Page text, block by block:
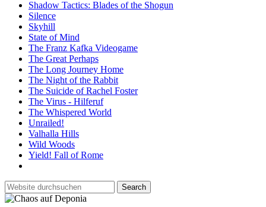
Shadow Tactics: Blades of the Shogun
Silence
Skyhill
State of Mind
The Franz Kafka Videogame
The Great Perhaps
The Long Journey Home
The Night of the Rabbit
The Suicide of Rachel Foster
The Virus - Hilferuf
The Whispered World
Unrailed!
Valhalla Hills
Wild Woods
Yield! Fall of Rome